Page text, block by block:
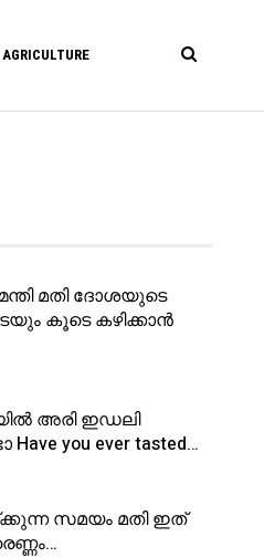
AGRICULTURE
മതി ദോശയുടെ
കൂടെ കഴിക്കാൻ
അരി ഇഡലി
Have you ever tasted…
സമയം മതി ഇത്